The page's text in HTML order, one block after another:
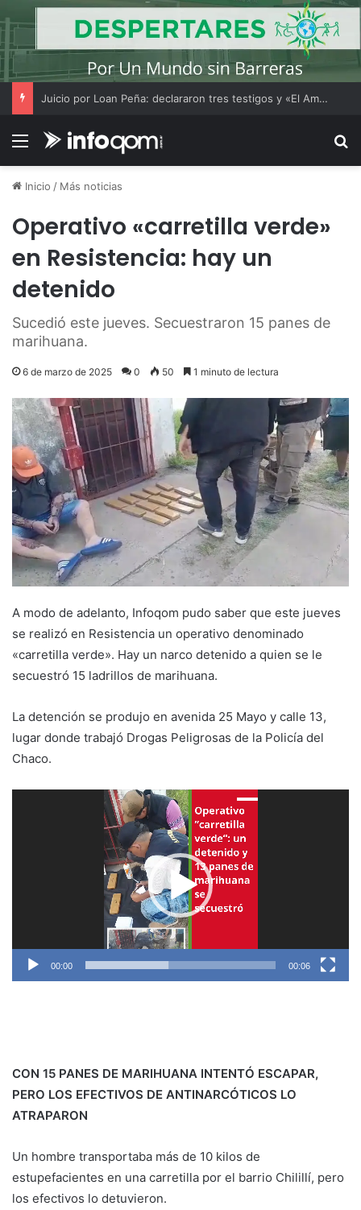
Juicio por Loan Peña: declararon tres testigos y «El Americano» Soria amplió su indagatoria
Menú
Inicio / Más noticias
Operativo «carretilla verde»
en Resistencia: hay un
detenido
Sucedió este jueves. Secuestraron 15 panes de
marihuana.
6 de marzo de 2025 0 50 1 minuto de lectura
A modo de adelanto, Infoqom pudo saber que este jueves
se realizó en Resistencia un operativo denominado
«carretilla verde». Hay un narco detenido a quien se le
secuestró 15 ladrillos de marihuana.
La detención se produjo en avenida 25 Mayo y calle 13,
lugar donde trabajó Drogas Peligrosas de la Policía del
Chaco.
00:00 00:06
CON 15 PANES DE MARIHUANA INTENTÓ ESCAPAR,
PERO LOS EFECTIVOS DE ANTINARCÓTICOS LO
ATRAPARON
Un hombre transportaba más de 10 kilos de
estupefacientes en una carretilla por el barrio Chilillí, pero
los efectivos lo detuvieron.